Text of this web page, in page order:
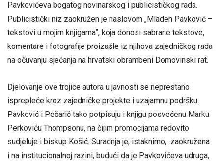
Pavkovićeva bogatog novinarskog i publicističkog rada.
Publicistički niz zaokružen je naslovom „Mladen Pavković –
tekstovi u mojim knjigama”, koja donosi sabrane tekstove,
komentare i fotografije proizašle iz njihova zajedničkog rada
na očuvanju sjećanja na hrvatski obrambeni Domovinski rat.
Djelovanje ove trojice autora u javnosti se neprestano
isprepleće kroz zajedničke projekte i uzajamnu podršku.
Pavković i Pečarić tako potpisuju i knjigu posvećenu Marku
Perkoviću Thompsonu, na čijim promocijama redovito
sudjeluje i biskup Košić. Suradnja je, istaknimo, zaokružena
i na institucionalnoj razini, budući da je Pavkovićeva udruga,